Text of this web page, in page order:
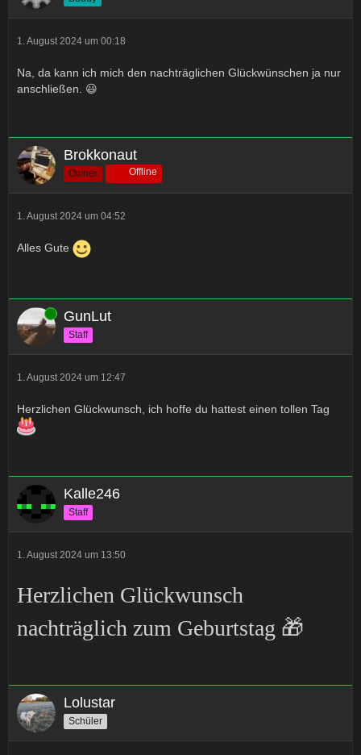
1. August 2024 um 00:18
Na, da kann ich mich den nachträglichen Glückwünschen ja nur
anschließen. 😃
Brokkonaut
Owner Offline
1. August 2024 um 04:52
Alles Gute
Online GunLut
Staff
1. August 2024 um 12:47
Herzlichen Glückwunsch, ich hoffe du hattest einen tollen Tag
Kalle246
Staff
1. August 2024 um 13:50
Herzlichen Glückwunsch
nachträglich zum Geburtstag 🎁
Lolustar
Schüler